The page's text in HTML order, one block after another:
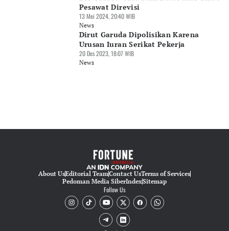
Pesawat Direvisi
13 Mei 2024, 20:40 WIB
News
Dirut Garuda Dipolisikan Karena
Urusan Iuran Serikat Pekerja
20 Des 2023, 18:07 WIB
News
About UsEditorial TeamContact UsTerms of Services
Pedoman Media SiberIndexSitemap
Follow Us